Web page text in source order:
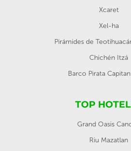
Xcaret
Xel-ha
Pirámides de
Chichén Itzá
Barco Pirata
TOP
Grand Oasis
Riu Mazatlan